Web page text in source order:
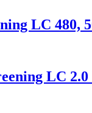
LC 480,
LC 2.0